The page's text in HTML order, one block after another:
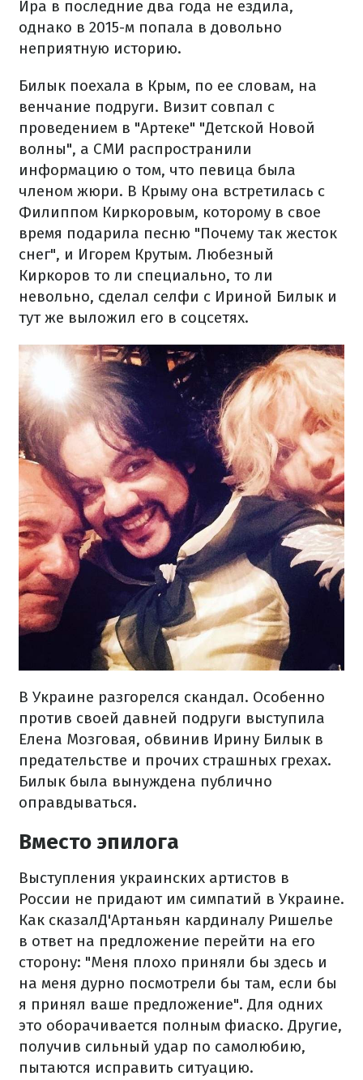
Ира в последние два года не ездила,
однако в 2015-м попала в довольно
неприятную историю.
Билык поехала в Крым, по ее словам, на
венчание подруги. Визит совпал с
проведением в "Артеке" "Детской Новой
волны", а СМИ распространили
информацию о том, что певица была
членом жюри. В Крыму она встретилась с
Филиппом Киркоровым, которому в свое
время подарила песню "Почему так жесток
снег", и Игорем Крутым. Любезный
Киркоров то ли специально, то ли
невольно, сделал селфи с Ириной Билык и
тут же выложил его в соцсетях.
В Украине разгорелся скандал. Особенно
против своей давней подруги выступила
Елена Мозговая, обвинив Ирину Билык в
предательстве и прочих страшных грехах.
Билык была вынуждена публично
оправдываться.
Вместо эпилога
Выступления украинских артистов в
России не придают им симпатий в Украине.
Как сказалД'Артаньян кардиналу Ришелье
в ответ на предложение перейти на его
сторону: "Меня плохо приняли бы здесь и
на меня дурно посмотрели бы там, если бы
я принял ваше предложение". Для одних
это оборачивается полным фиаско. Другие,
получив сильный удар по самолюбию,
пытаются исправить ситуацию.